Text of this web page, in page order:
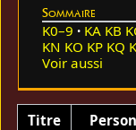
Sommaire
K0–9 KA KB
KN KO KP KQ
Voir aussi
Titre